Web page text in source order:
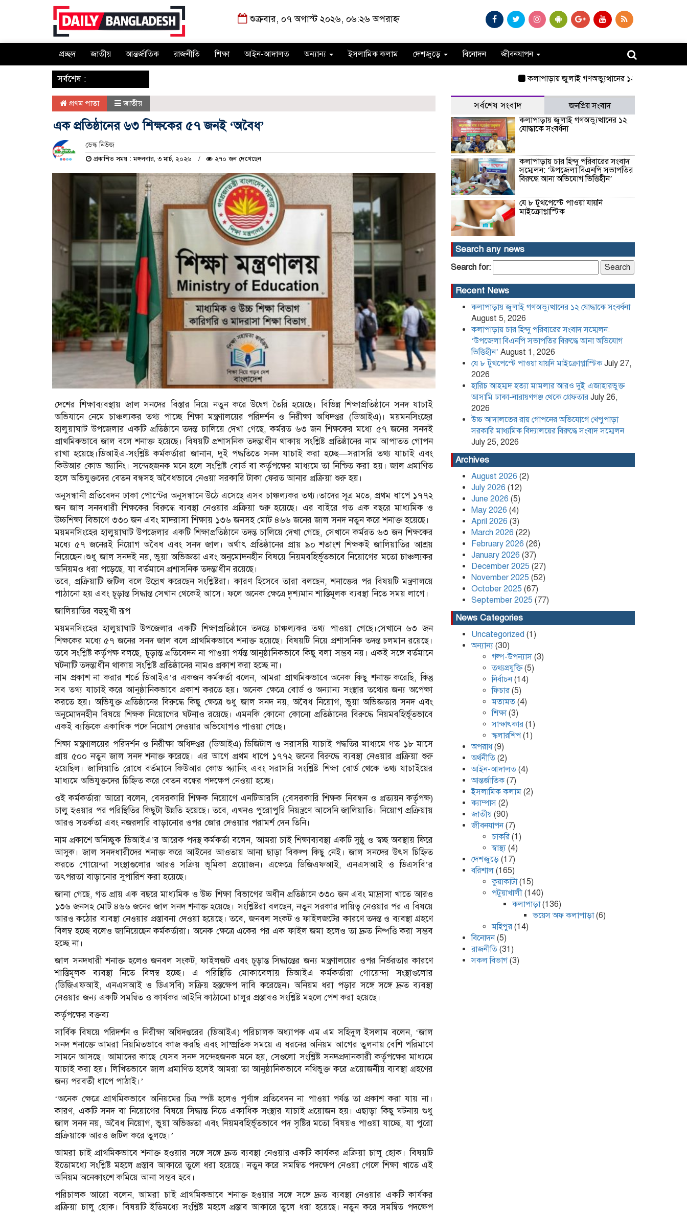
শুক্রবার, ০৭ অগাস্ট ২০২৬, ০৬:২৬ অপরাহ্ন
প্রচ্ছদ জাতীয় আন্তর্জাতিক রাজনীতি শিক্ষা আইন-আদালত অন্যান্য ইসলামিক কলাম দেশজুড়ে বিনোদন জীবনযাপন
‌ সর্বশেষ : কলাপাড়ায় জুলাই গণঅভ্যুত্থানের ১২ যোদ্ধাকে সংবর্ধনা
প্রথম পাতা জাতীয়
এক প্রতিষ্ঠানের ৬৩ শিক্ষকের ৫৭ জনই ‘অবৈধ’
ডেস্ক নিউজ
প্রকাশিত সময় : মঙ্গলবার, ৩ মার্চ, ২০২৬ ২৭০ জন দেখেছেন
দেশের শিক্ষাব্যবস্থায় জাল সনদের বিস্তার নিয়ে নতুন করে উদ্বেগ তৈরি হয়েছে। বিভিন্ন শিক্ষাপ্রতিষ্ঠানে সনদ যাচাই
অভিযানে নেমে চাঞ্চল্যকর তথ্য পাচ্ছে শিক্ষা মন্ত্রণালয়ের পরিদর্শন ও নিরীক্ষা অধিদপ্তর (ডিআইএ)। ময়মনসিংহের
হালুয়াঘাট উপজেলার একটি প্রতিষ্ঠানে তদন্ত চালিয়ে দেখা গেছে, কর্মরত ৬৩ জন শিক্ষকের মধ্যে ৫৭ জনের সনদই
প্রাথমিকভাবে জাল বলে শনাক্ত হয়েছে। বিষয়টি প্রশাসনিক তদন্তাধীন থাকায় সংশ্লিষ্ট প্রতিষ্ঠানের নাম আপাতত গোপন
রাখা হয়েছে।ডিআইএ-সংশ্লিষ্ট কর্মকর্তারা জানান, দুই পদ্ধতিতে সনদ যাচাই করা হচ্ছে—সরাসরি তথ্য যাচাই এবং
কিউআর কোড স্ক্যানিং। সন্দেহজনক মনে হলে সংশ্লিষ্ট বোর্ড বা কর্তৃপক্ষের মাধ্যমে তা নিশ্চিত করা হয়। জাল প্রমাণিত
হলে অভিযুক্তদের বেতন বন্ধসহ অবৈধভাবে নেওয়া সরকারি টাকা ফেরত আনার প্রক্রিয়া শুরু হয়।
অনুসন্ধানী প্রতিবেদন ঢাকা পোস্টের অনুসন্ধানে উঠে এসেছে এসব চাঞ্চল্যকর তথ্য।তাদের সূত্র মতে, প্রথম ধাপে ১৭৭২
জন জাল সনদধারী শিক্ষকের বিরুদ্ধে ব্যবস্থা নেওয়ার প্রক্রিয়া শুরু হয়েছে। এর বাইরে গত এক বছরে মাধ্যমিক ও
উচ্চশিক্ষা বিভাগে ৩৩০ জন এবং মাদরাসা শিক্ষায় ১৩৬ জনসহ মোট ৪৬৬ জনের জাল সনদ নতুন করে শনাক্ত হয়েছে।
ময়মনসিংহের হালুয়াঘাট উপজেলার একটি শিক্ষাপ্রতিষ্ঠানে তদন্ত চালিয়ে দেখা গেছে, সেখানে কর্মরত ৬৩ জন শিক্ষকের
মধ্যে ৫৭ জনেরই নিয়োগ অবৈধ এবং সনদ জাল। অর্থাৎ প্রতিষ্ঠানের প্রায় ৯০ শতাংশ শিক্ষকই জালিয়াতির আশ্রয়
নিয়েছেন।শুধু জাল সনদই নয়, ভুয়া অভিজ্ঞতা এবং অনুমোদনহীন বিষয়ে নিয়মবহির্ভূতভাবে নিয়োগের মতো চাঞ্চল্যকর
অনিয়মও ধরা পড়েছে, যা বর্তমানে প্রশাসনিক তদন্তাধীন রয়েছে।
তবে, প্রক্রিয়াটি জটিল বলে উল্লেখ করেছেন সংশ্লিষ্টরা। কারণ হিসেবে তারা বলছেন, শনাক্তের পর বিষয়টি মন্ত্রণালয়ে
পাঠানো হয় এবং চূড়ান্ত সিদ্ধান্ত সেখান থেকেই আসে। ফলে অনেক ক্ষেত্রে দৃশ্যমান শাস্তিমূলক ব্যবস্থা নিতে সময় লাগে।
জালিয়াতির বহুমুখী রূপ
ময়মনসিংহের হালুয়াঘাট উপজেলার একটি শিক্ষাপ্রতিষ্ঠানে তদন্তে চাঞ্চল্যকর তথ্য পাওয়া গেছে।সেখানে ৬৩ জন
শিক্ষকের মধ্যে ৫৭ জনের সনদ জাল বলে প্রাথমিকভাবে শনাক্ত হয়েছে। বিষয়টি নিয়ে প্রশাসনিক তদন্ত চলমান রয়েছে।
তবে সংশ্লিষ্ট কর্তৃপক্ষ বলছে, চূড়ান্ত প্রতিবেদন না পাওয়া পর্যন্ত আনুষ্ঠানিকভাবে কিছু বলা সম্ভব নয়। একই সঙ্গে বর্তমানে
ঘটনাটি তদন্তাধীন থাকায় সংশ্লিষ্ট প্রতিষ্ঠানের নামও প্রকাশ করা হচ্ছে না।
নাম প্রকাশ না করার শর্তে ডিআইএ’র একজন কর্মকর্তা বলেন, আমরা প্রাথমিকভাবে অনেক কিছু শনাক্ত করেছি, কিন্তু
সব তথ্য যাচাই করে আনুষ্ঠানিকভাবে প্রকাশ করতে হয়। অনেক ক্ষেত্রে বোর্ড ও অন্যান্য সংস্থার তথ্যের জন্য অপেক্ষা
করতে হয়। অভিযুক্ত প্রতিষ্ঠানের বিরুদ্ধে কিছু ক্ষেত্রে শুধু জাল সনদ নয়, অবৈধ নিয়োগ, ভুয়া অভিজ্ঞতার সনদ এবং
অনুমোদনহীন বিষয়ে শিক্ষক নিয়োগের ঘটনাও রয়েছে। এমনকি কোনো কোনো প্রতিষ্ঠানের বিরুদ্ধে নিয়মবহির্ভূতভাবে
একই ব্যক্তিকে একাধিক পদে নিয়োগ দেওয়ার অভিযোগও পাওয়া গেছে।
শিক্ষা মন্ত্রণালয়ের পরিদর্শন ও নিরীক্ষা অধিদপ্তর (ডিআইএ) ডিজিটাল ও সরাসরি যাচাই পদ্ধতির মাধ্যমে গত ১৮ মাসে
প্রায় ৫০০ নতুন জাল সনদ শনাক্ত করেছে। এর আগে প্রথম ধাপে ১৭৭২ জনের বিরুদ্ধে ব্যবস্থা নেওয়ার প্রক্রিয়া শুরু
হয়েছিল। জালিয়াতি রোধে বর্তমানে কিউআর কোড স্ক্যানিং এবং সরাসরি সংশ্লিষ্ট শিক্ষা বোর্ড থেকে তথ্য যাচাইয়ের
মাধ্যমে অভিযুক্তদের চিহ্নিত করে বেতন বন্ধের পদক্ষেপ নেওয়া হচ্ছে।
ওই কর্মকর্তারা আরো বলেন, বেসরকারি শিক্ষক নিয়োগে এনটিআরসি (বেসরকারি শিক্ষক নিবন্ধন ও প্রত্যয়ন কর্তৃপক্ষ)
চালু হওয়ার পর পরিস্থিতির কিছুটা উন্নতি হয়েছে। তবে, এখনও পুরোপুরি নিয়ন্ত্রণে আসেনি জালিয়াতি। নিয়োগ প্রক্রিয়ায়
আরও সতর্কতা এবং নজরদারি বাড়ানোর ওপর জোর দেওয়ার পরামর্শ দেন তিনি।
নাম প্রকাশে অনিচ্ছুক ডিআইএ’র আরেক পদস্থ কর্মকর্তা বলেন, আমরা চাই শিক্ষাব্যবস্থা একটি সুষ্ঠু ও স্বচ্ছ অবস্থায় ফিরে
আসুক। জাল সনদধারীদের শনাক্ত করে আইনের আওতায় আনা ছাড়া বিকল্প কিছু নেই। জাল সনদের উৎস চিহ্নিত
করতে গোয়েন্দা সংস্থাগুলোর আরও সক্রিয় ভূমিকা প্রয়োজন। এক্ষেত্রে ডিজিএফআই, এনএসআই ও ডিএসবি’র
তৎপরতা বাড়ানোর সুপারিশ করা হয়েছে।
জানা গেছে, গত প্রায় এক বছরে মাধ্যমিক ও উচ্চ শিক্ষা বিভাগের অধীন প্রতিষ্ঠানে ৩৩০ জন এবং মাদ্রাসা খাতে আরও
১৩৬ জনসহ মোট ৪৬৬ জনের জাল সনদ শনাক্ত হয়েছে। সংশ্লিষ্টরা বলছেন, নতুন সরকার দায়িত্ব নেওয়ার পর এ বিষয়ে
আরও কঠোর ব্যবস্থা নেওয়ার প্রস্তাবনা দেওয়া হয়েছে। তবে, জনবল সংকট ও ফাইলজটের কারণে তদন্ত ও ব্যবস্থা গ্রহণে
বিলম্ব হচ্ছে বলেও জানিয়েছেন কর্মকর্তারা। অনেক ক্ষেত্রে একের পর এক ফাইল জমা হলেও তা দ্রুত নিষ্পত্তি করা সম্ভব
হচ্ছে না।
জাল সনদধারী শনাক্ত হলেও জনবল সংকট, ফাইলজট এবং চূড়ান্ত সিদ্ধান্তের জন্য মন্ত্রণালয়ের ওপর নির্ভরতার কারণে
শাস্তিমূলক ব্যবস্থা নিতে বিলম্ব হচ্ছে। এ পরিস্থিতি মোকাবেলায় ডিআইএ কর্মকর্তারা গোয়েন্দা সংস্থাগুলোর
(ডিজিএফআই, এনএসআই ও ডিএসবি) সক্রিয় হস্তক্ষেপ দাবি করেছেন। অনিয়ম ধরা পড়ার সঙ্গে সঙ্গে দ্রুত ব্যবস্থা
নেওয়ার জন্য একটি সমন্বিত ও কার্যকর আইনি কাঠামো চালুর প্রস্তাবও সংশ্লিষ্ট মহলে পেশ করা হয়েছে।
কর্তৃপক্ষের বক্তব্য
সার্বিক বিষয়ে পরিদর্শন ও নিরীক্ষা অধিদপ্তরের (ডিআইএ) পরিচালক অধ্যাপক এম এম সহিদুল ইসলাম বলেন, ‘জাল
সনদ শনাক্তে আমরা নিয়মিতভাবে কাজ করছি এবং সাম্প্রতিক সময়ে এ ধরনের অনিয়ম আগের তুলনায় বেশি পরিমাণে
সামনে আসছে। আমাদের কাছে যেসব সনদ সন্দেহজনক মনে হয়, সেগুলো সংশ্লিষ্ট সনদপ্রদানকারী কর্তৃপক্ষের মাধ্যমে
যাচাই করা হয়। লিখিতভাবে জাল প্রমাণিত হলেই আমরা তা আনুষ্ঠানিকভাবে নথিভুক্ত করে প্রয়োজনীয় ব্যবস্থা গ্রহণের
জন্য পরবর্তী ধাপে পাঠাই।’
‘অনেক ক্ষেত্রে প্রাথমিকভাবে অনিয়মের চিত্র স্পষ্ট হলেও পূর্ণাঙ্গ প্রতিবেদন না পাওয়া পর্যন্ত তা প্রকাশ করা যায় না।
কারণ, একটি সনদ বা নিয়োগের বিষয়ে সিদ্ধান্ত নিতে একাধিক সংস্থার যাচাই প্রয়োজন হয়। এছাড়া কিছু ঘটনায় শুধু
জাল সনদ নয়, অবৈধ নিয়োগ, ভুয়া অভিজ্ঞতা এবং নিয়মবহির্ভূতভাবে পদ সৃষ্টির মতো বিষয়ও পাওয়া যাচ্ছে, যা পুরো
প্রক্রিয়াকে আরও জটিল করে তুলছে।’
আমরা চাই প্রাথমিকভাবে শনাক্ত হওয়ার সঙ্গে সঙ্গে দ্রুত ব্যবস্থা নেওয়ার একটি কার্যকর প্রক্রিয়া চালু হোক। বিষয়টি
ইতোমধ্যে সংশ্লিষ্ট মহলে প্রস্তাব আকারে তুলে ধরা হয়েছে। নতুন করে সমন্বিত পদক্ষেপ নেওয়া গেলে শিক্ষা খাতে এই
অনিয়ম অনেকাংশে কমিয়ে আনা সম্ভব হবে।
পরিচালক আরো বলেন, আমরা চাই প্রাথমিকভাবে শনাক্ত হওয়ার সঙ্গে সঙ্গে দ্রুত ব্যবস্থা নেওয়ার একটি কার্যকর
প্রক্রিয়া চালু হোক। বিষয়টি ইতিমধ্যে সংশ্লিষ্ট মহলে প্রস্তাব আকারে তুলে ধরা হয়েছে। নতুন করে সমন্বিত পদক্ষেপ
সর্বশেষ সংবাদ
জনপ্রিয় সংবাদ
কলাপাড়ায় জুলাই গণঅভ্যুত্থানের ১২
যোদ্ধাকে সংবর্ধনা
কলাপাড়ায় চার হিন্দু পরিবারের সংবাদ
সম্মেলন: ‘উপজেলা বিএনপি সভাপতির
বিরুদ্ধে আনা অভিযোগ ভিত্তিহীন’
যে ৮ টুথপেস্টে পাওয়া যায়নি
মাইক্রোপ্লাস্টিক
হারিচ আহম্মদ হত্যা মামলার আরও দুই
এজাহারভুক্ত আসামি ঢাকা-নারায়ণগঞ্জ
থেকে গ্রেফতার
উচ্চ আদালতের রায় গোপনের
বিদ্যালয়ের বিরুদ্ধে সংবাদ সম্মেলন
কলাপাড়া সাংবাদিক ইউনিয়নের
২০২৬-২০২৭ কমিটি গঠন
পদত্যাগ করলেন রাষ্ট্রপতি
বিদ্যালয়ের ভারপ্রাপ্ত প্রধান শিক্ষকসহ ২
জনের বিরুদ্ধে চাঁদাবাজির মামলা
Content Creator and NCP
Land Grabbing and Extortion
কলাপাড়ায় ৪০ পিস ইয়াবা সহ এক
যুবক গ্রেপ্তার
Search any news
Search for:
Recent News
কলাপাড়ায় জুলাই গণঅভ্যুত্থানের ১২ যোদ্ধাকে সংবর্ধনা
August 5, 2026
কলাপাড়ায় চার হিন্দু পরিবারের সংবাদ সম্মেলন:
‘উপজেলা বিএনপি সভাপতির বিরুদ্ধে আনা অভিযোগ
ভিত্তিহীন’ August 1, 2026
যে ৮ টুথপেস্টে পাওয়া যায়নি মাইক্রোপ্লাস্টিক July 27,
2026
হারিচ আহম্মদ হত্যা মামলার আরও দুই এজাহারভুক্ত
আসামি ঢাকা-নারায়ণগঞ্জ থেকে গ্রেফতার July 26,
2026
উচ্চ আদালতের রায় গোপনের অভিযোগে খেপুপাড়া
সরকারি মাধ্যমিক বিদ্যালয়ের বিরুদ্ধে সংবাদ সম্মেলন
July 25, 2026
Archives
August 2026 (2)
July 2026 (12)
June 2026 (5)
May 2026 (4)
April 2026 (3)
March 2026 (22)
February 2026 (26)
January 2026 (37)
December 2025 (27)
November 2025 (52)
October 2025 (67)
September 2025 (77)
News Categories
Uncategorized (1)
অন্যান্য (30)
গল্প-উপন্যাস (3)
তথ্যপ্রযুক্তি(5)
নির্বাচন(14)
ফিচার (5)
মতামত (4)
শিক্ষা(3)
সাক্ষাৎকার (1)
স্কলারশিপ (1)
অপরাধ(9)
অর্থনীতি (2)
আইন-আদালত (4)
আন্তর্জাতিক(7)
ইসলামিক কলাম (2)
ক্যাম্পাস (2)
জাতীয়(90)
জীবনযাপন(7)
চাকরি (1)
স্বাস্থ্য (4)
দেশজুড়ে (17)
বরিশাল (165)
কুয়াকাটা(15)
পটুয়াখালী (140)
কলাপাড়া(136)
ভয়েস অফ কলাপাড়া(6)
মহিপুর (14)
বিনোদন(5)
রাজনীতি (31)
সকল বিভাগ(3)